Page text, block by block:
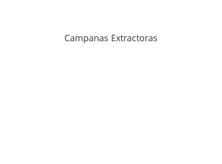
Campanas Extractoras